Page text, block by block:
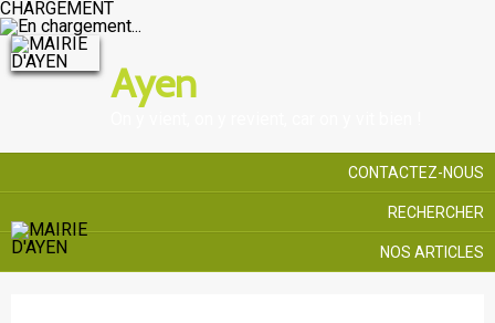
CHARGEMENT
Ayen
CONTACTEZ-NOUS
RECHERCHER
NOS ARTICLES